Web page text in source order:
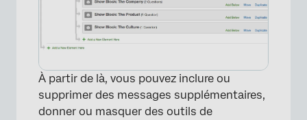
×
À partir de là, vous pouvez inclure ou
supprimer des messages supplémentaires,
donner ou masquer des outils de